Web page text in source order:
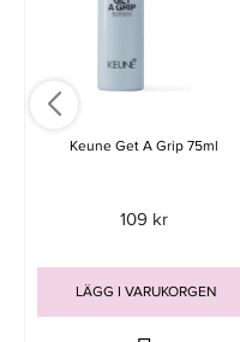
Keune Get A Grip 75ml
109 kr
LÄGG I VARUKORGEN